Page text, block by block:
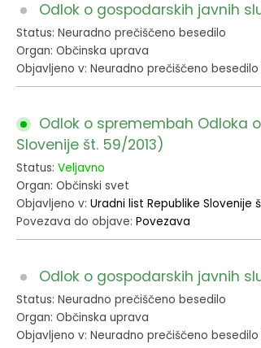
Odlok o gospodarskih javnih
Status: Neuradno prečiščeno besedilo
Organ: Občinska uprava
Objavljeno v: Neuradno prečiščeno besedilo
Odlok o spremembah Odloka
Slovenije št. 59/2013)
Status: Veljavno
Organ: Občinski svet
Objavljeno v: Uradni list Republike Slovenije
Povezava do objave: Povezava
Odlok o gospodarskih javnih
Status: Neuradno prečiščeno besedilo
Organ: Občinska uprava
Objavljeno v: Neuradno prečiščeno besedilo
Občinska volilna komisija
Medobčinski inšpektorat in redarstvo
Koledar dogodkov
Zapore cest
Lokalne volitve
Strateški dokumenti
Katalog informacij javnega značaja